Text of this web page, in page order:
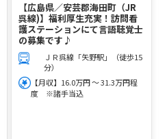
【広島県／安芸郡海田町（JR
呉線)】福利厚生充実！訪問看
護ステーションにて言語聴覚士
の募集です♪
ＪＲ呉線「矢野駅」（徒歩15
分）
【月収】16.0万円 ～ 31.3万円程
度 ※諸手当込